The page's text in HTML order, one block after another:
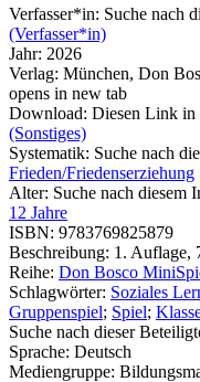
Verfasser*in: Suche nach
(Verfasser*in)
Jahr: 2026
Verlag: München, Don
opens in new tab
Download: Diesen Link in
(Sonstiges)
Systematik: Suche nach
Frieden/Friedenserziehung
Alter: Suche nach diesem
12 Jahre
ISBN: 9783769825879
Beschreibung: 1. Auflage,
Reihe: Don Bosco
Schlagwörter: Soziales
Gruppenspiel; Spiel;
Suche nach dieser
Sprache: Deutsch
Mediengruppe: